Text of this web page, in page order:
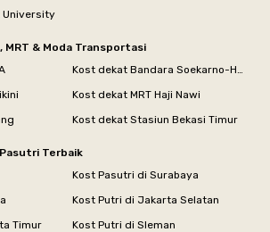
University
& Moda Transportasi
Kost dekat Bandara Soekarno-Hatta
Kost dekat MRT Haji Nawi
Kost dekat Stasiun Bekasi Timur
Terbaik
Kost Pasutri di Surabaya
Kost Putri di Jakarta Selatan
Timur
Kost Putri di Sleman